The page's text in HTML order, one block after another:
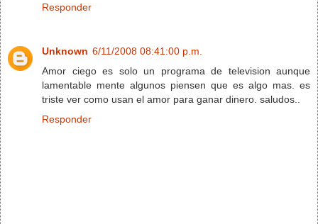
Responder
Unknown 6/11/2008 08:41:00 p.m.
Amor ciego es solo un programa de television aunque
lamentable mente algunos piensen que es algo mas. es
triste ver como usan el amor para ganar dinero. saludos..
Responder